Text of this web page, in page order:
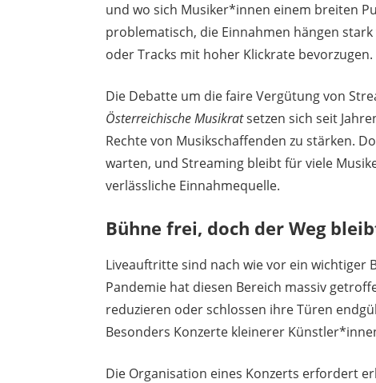
und wo sich Musiker*innen einem breiten
problematisch, die Einnahmen hängen
oder Tracks mit hoher Klickrate bevorzugen.
Die Debatte um die faire Vergütung von
Österreichische Musikratsetzen sich seit
Rechte von Musikschaffenden zu stärken.
warten, und Streaming bleibt für viele
verlässliche Einnahmequelle.
Bühne frei, doch der Weg
Liveauftritte sind nach wie vor ein wichtiger
Pandemie hat diesen Bereich massiv
reduzieren oder schlossen ihre Türen
Besonders Konzerte kleinerer
Die Organisation eines Konzerts erfordert